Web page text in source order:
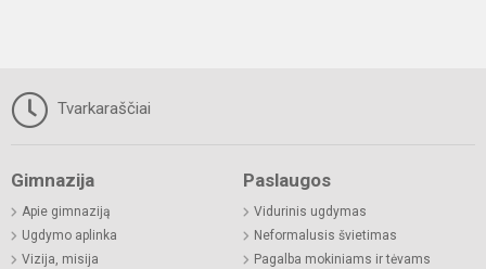
Tvarkaraščiai
Gimnazija
Apie gimnaziją
Ugdymo aplinka
Vizija, misija
Paslaugos
Vidurinis ugdymas
Neformalusis švietimas
Pagalba mokiniams ir tėvams